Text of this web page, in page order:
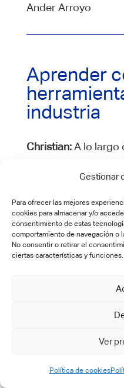
Gestionar
Para ofrecer las mejores
cookies para almacenar y/o
consentimiento de estas
comportamiento de navegación o
No consentir o retirar el
ciertas características y funciones.
Ver
Política de cookies
Ander Arroyo
Aprender
industria
Christian:A lo largo
la mano de CT
aportado esta
acompañamiento
proceso?
Al tratarse de
fechas en las que